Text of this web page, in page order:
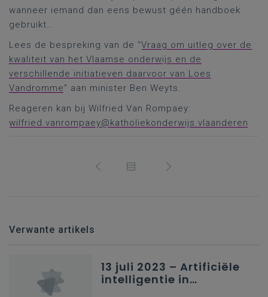
wanneer iemand dan eens bewust géén handboek
gebruikt…
Lees de bespreking van de “Vraag om uitleg over de
kwaliteit van het Vlaamse onderwijs en de
verschillende initiatieven daarvoor van Loes
Vandromme” aan minister Ben Weyts.
Reageren kan bij Wilfried Van Rompaey:
wilfried.vanrompaey@katholiekonderwijs.vlaanderen
Verwante artikels
13 juli 2023 – Artificiële
intelligentie in